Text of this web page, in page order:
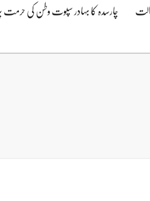
چارسدہ کا بہادر سپوت وطن کی حرمت